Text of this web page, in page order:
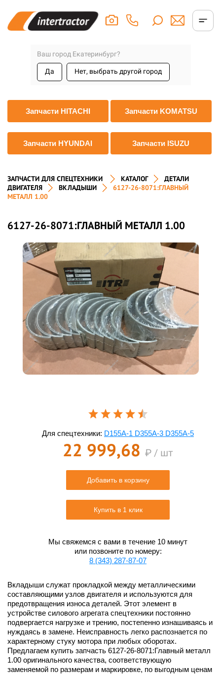
Ваш город Екатеринбург?
Да Нет, выбрать другой город
Запчасти HITACHI Запчасти KOMATSU
Запчасти HYUNDAI Запчасти ISUZU
ЗАПЧАСТИ ДЛЯ СПЕЦТЕХНИКИ КАТАЛОГ
ДЕТАЛИ
ДВИГАТЕЛЯ
ВКЛАДЫШИ
6127-26-8071:ГЛАВНЫЙ
МЕТАЛЛ 1.00
6127-26-8071:ГЛАВНЫЙ МЕТАЛЛ 1.00
Для спецтехники: D155A-1 D355A-3 D355A-5
22 999,68 ₽ / шт
Добавить в корзину
Купить в 1 клик
Мы свяжемся с вами в течение 10 минут
или позвоните по номеру:
8 (343) 287-87-07
Вкладыши служат прокладкой между металлическими
составляющими узлов двигателя и используются для
предотвращения износа деталей. Этот элемент в
устройстве силового агрегата спецтехники постоянно
подвергается нагрузке и трению, постепенно изнашиваясь и
нуждаясь в замене. Неисправность легко распознается по
характерному стуку мотора при любых оборотах.
Предлагаем купить запчасть 6127-26-8071:Главный металл
1.00 оригинального качества, соответствующую
заменяемой по размерам и маркировке, по выгодным ценам